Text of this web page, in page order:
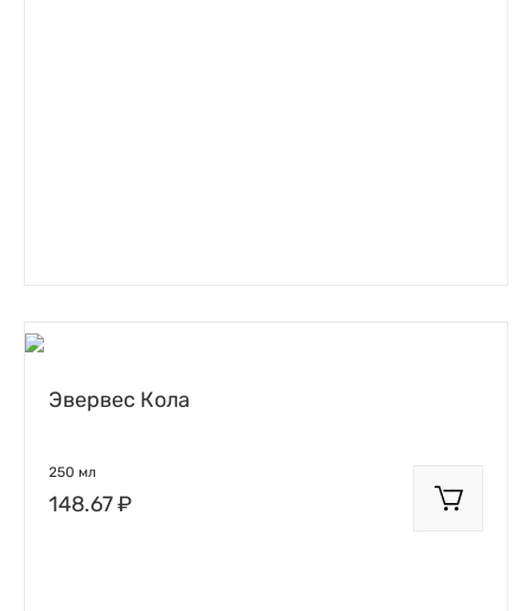
Эвервес Кола
250 мл
148.67 ₽